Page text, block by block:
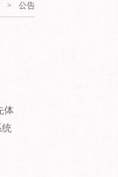
> 公告
体
统